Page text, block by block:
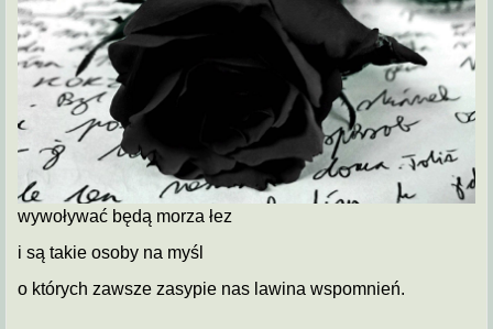
wywoływać będą morza łez
i są takie osoby na myśl
o których zawsze zasypie nas lawina wspomnień.